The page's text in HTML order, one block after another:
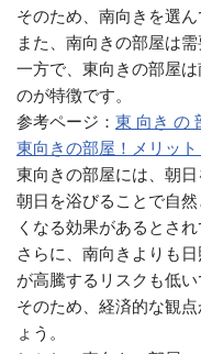
そのため、南向きを選
また、南向きの部屋は
一方で、東向きの部屋
のが特徴です。
参考ページ： 東 向き の
東向きの部屋！メリット
東向きの部屋には、朝日
朝日を浴びることで自
くなる効果があるとされ
さらに、南向きよりも
が高騰するリスクも低い
そのため、経済的な観
ょう。